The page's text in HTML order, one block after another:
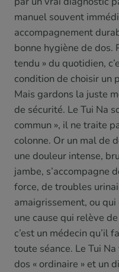
manuel souvent
accompagnement
bonne hygiène de dos.
tendu » du quotidien,
condition de choisir un
Mais gardons la juste
de sécurité. Le Tui Na
commun », il ne traite
colonne. Or un mal de
une douleur intense,
jambe, s’accompagne
force, de troubles
amaigrissement, ou
une cause qui relève
c’est un médecin qu’il
toute séance. Le Tui
dos « ordinaire » et un